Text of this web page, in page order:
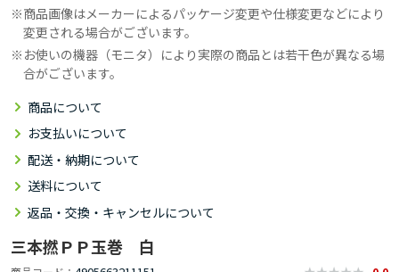
商品画像はメーカーによるパッケージ変更や仕様変更などにより
変更される場合がございます。
お使いの機器（モニタ）により実際の商品とは若干色が異なる場
合がございます。
商品について
お支払いについて
配送・納期について
送料について
返品・交換・キャンセルについて
三本撚ＰＰ玉巻 白